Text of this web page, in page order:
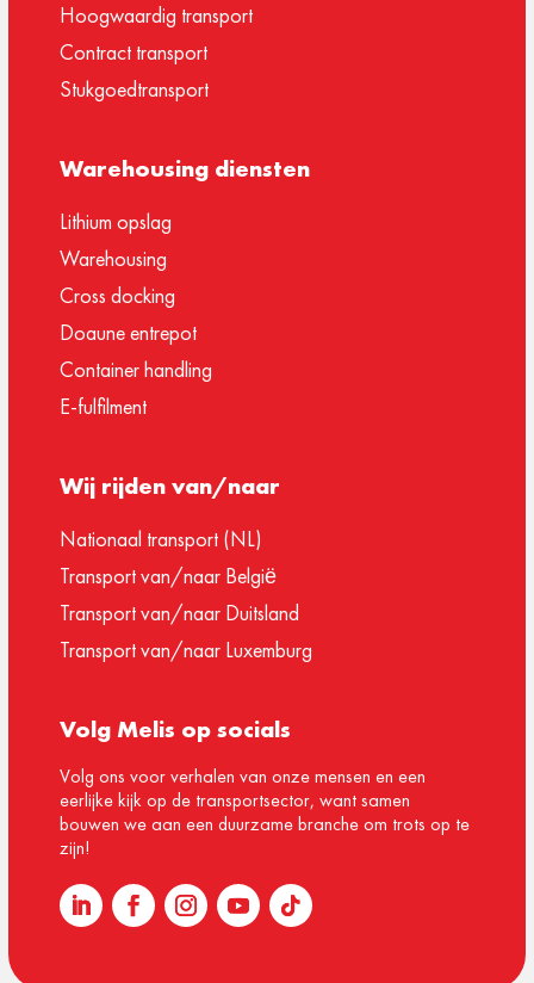
Hoogwaardig transport
Contract transport
Stukgoedtransport
Warehousing diensten
Lithium opslag
Warehousing
Cross docking
Doaune entrepot
Container handling
E-fulfilment
Wij rijden van/naar
Nationaal transport (NL)
Transport van/naar België
Transport van/naar Duitsland
Transport van/naar Luxemburg
Volg Melis op socials
Volg ons voor verhalen van onze mensen en een
eerlijke kijk op de transportsector, want samen
bouwen we aan een duurzame branche om trots op te
zijn!